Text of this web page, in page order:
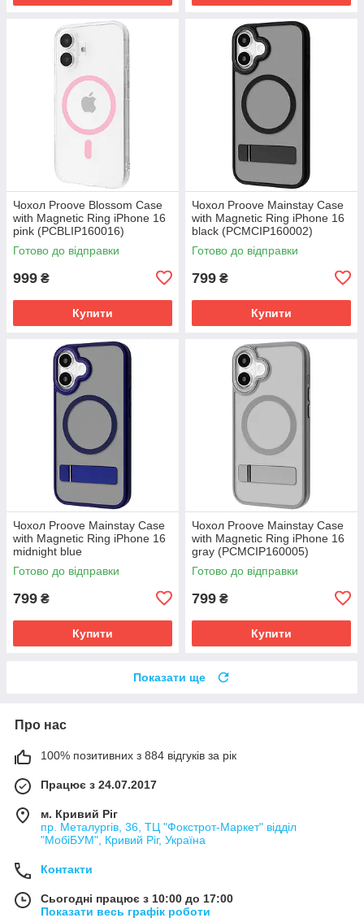
Чохол Proove Blossom Case
with Magnetic Ring iPhone 16
pink (PCBLIP160016)
Готово до відправки
999 ₴
Купити
Чохол Proove Mainstay Case
with Magnetic Ring iPhone 16
black (PCMCIP160002)
Готово до відправки
799 ₴
Купити
Чохол Proove Mainstay Case
with Magnetic Ring iPhone 16
midnight blue
(PCMCIP160008)
Готово до відправки
799 ₴
Купити
Чохол Proove Mainstay Case
with Magnetic Ring iPhone 16
gray (PCMCIP160005)
Готово до відправки
799 ₴
Купити
Показати ще
Про нас
100% позитивних з 884 відгуків за рік
Працює з 24.07.2017
м. Кривий Ріг
пр. Металургів, 36, ТЦ "Фокстрот-Маркет" відділ
"МобіБУМ", Кривий Ріг, Україна
Контакти
Сьогодні працює з 10:00 до 17:00
Показати весь графік роботи